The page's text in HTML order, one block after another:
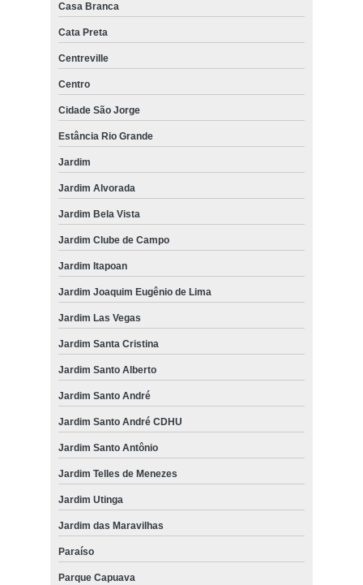
Casa Branca
Cata Preta
Centreville
Centro
Cidade São Jorge
Estância Rio Grande
Jardim
Jardim Alvorada
Jardim Bela Vista
Jardim Clube de Campo
Jardim Itapoan
Jardim Joaquim Eugênio de Lima
Jardim Las Vegas
Jardim Santa Cristina
Jardim Santo Alberto
Jardim Santo André
Jardim Santo André CDHU
Jardim Santo Antônio
Jardim Telles de Menezes
Jardim Utinga
Jardim das Maravilhas
Paraíso
Parque Capuava